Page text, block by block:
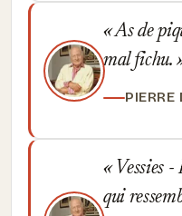
As de
mal fichu.
PIERRE
Vessies -
qui